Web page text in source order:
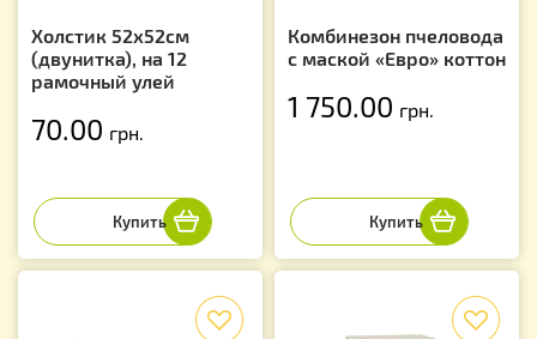
Холстик 52х52см
(двунитка), на 12
рамочный улей
70.00 грн.
Комбинезон пчеловода
с маской «Евро» коттон
1 750.00 грн.